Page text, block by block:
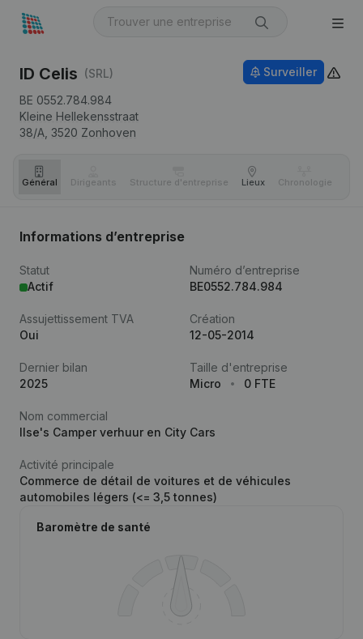
ID Celis (SRL)
BE 0552.784.984
Kleine Hellekensstraat
38/A, 3520 Zonhoven
Surveiller
Général Dirigeants Structure d'entreprise Lieux Chronologie
Informations d’entreprise
Statut
Actif
Numéro d’entreprise
BE0552.784.984
Assujettissement TVA
Oui
Création
12-05-2014
Dernier bilan
2025
Taille d'entreprise
Micro
0 FTE
Nom commercial
Ilse's Camper verhuur en City Cars
Activité principale
Commerce de détail de voitures et de véhicules
automobiles légers (<= 3,5 tonnes)
Baromètre de santé